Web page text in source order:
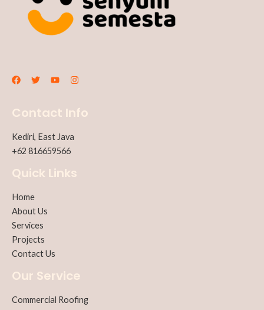
Contact Info
Kediri, East Java
+62 816659566
Quick Links
Home
About Us
Services
Projects
Contact Us
Our Service
Commercial Roofing